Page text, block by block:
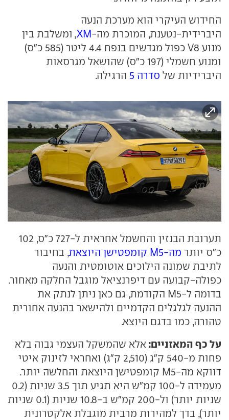
החידוש העיקרי הוא מערכת הנעה
היברידית-נטענת, המוכרת מה-XM, ומשלבת בין
מנוע V8 כפול מגדשים בנפח 4.4 ליטר (585 כ"ס)
ומנוע חשמלי (197 כ"ס) שהושאל מגרסאות
היברידיות של סדרה 5 הרגילה.
תערובת הבנזין והחשמל אחראית ל-727 כ"ס, 102
כ"ס יותר מה-M5 קומפטישן היוצאת
, בחיבור
לתיבת שמונה הילוכים אוטומטית והנעה
כפולה-קבועה עם דיפרנציאל מוגבל החלקה מאחור.
בדומה ל-M5 הקודמת, גם כאן ניתן לנתק את
ההנעה לגלגלים הקדמיים ולהישאר בהנעה אחורית
טהורה, כמו בדגם היוצא.
על כף המאזניים: אלא שהמשקל העצמי גבוה בלא
פחות מ-540 ק"ג (2,510 ק"ג) ואחראי לזינוק איטי
דווקא מה-M5 קומפטישן היוצאת והחלשה יותר.
מעמידה ל-100 קמ"ש היא תגיע תוך 3.5 שניות (0.2
שניות יותר) ול-200 קמ"ש ב-10.8 שניות (0.1 שניות
יותר), בדך למהירות מרבית מוגבלת אלקטרונית